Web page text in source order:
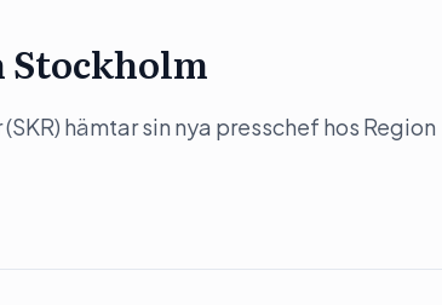
Stockholm
hämtar sin nya presschef hos Region